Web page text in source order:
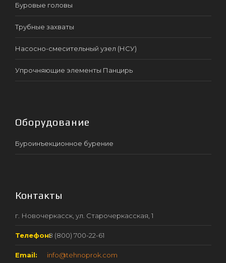
Буровые головы
Трубные захваты
Насосно-смесительный узел (НСУ)
Упрочняющие элементы Панцирь
Оборудование
Буроинъекционное бурение
Контакты
г. Новочеркасск, ул. Старочеркасская, 1
Телефон:8 (800) 700-22-61
Email: info@tehnoprok.com